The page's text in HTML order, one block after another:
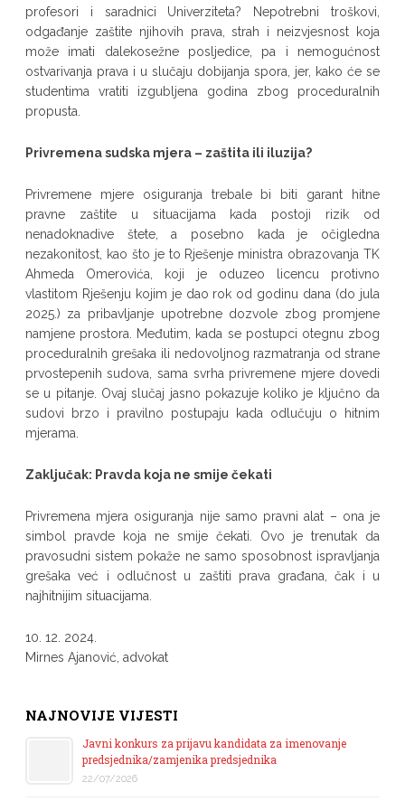
profesori i saradnici Univerziteta? Nepotrebni troškovi,
odgađanje zaštite njihovih prava, strah i neizvjesnost koja
može imati dalekosežne posljedice, pa i nemogućnost
ostvarivanja prava i u slučaju dobijanja spora, jer, kako će se
studentima vratiti izgubljena godina zbog proceduralnih
propusta.
Privremena sudska mjera – zaštita ili iluzija?
Privremene mjere osiguranja trebale bi biti garant hitne
pravne zaštite u situacijama kada postoji rizik od
nenadoknadive štete, a posebno kada je očigledna
nezakonitost, kao što je to Rješenje ministra obrazovanja TK
Ahmeda Omerovića, koji je oduzeo licencu protivno
vlastitom Rješenju kojim je dao rok od godinu dana (do jula
2025.) za pribavljanje upotrebne dozvole zbog promjene
namjene prostora. Međutim, kada se postupci otegnu zbog
proceduralnih grešaka ili nedovoljnog razmatranja od strane
prvostepenih sudova, sama svrha privremene mjere dovedi
se u pitanje. Ovaj slučaj jasno pokazuje koliko je ključno da
sudovi brzo i pravilno postupaju kada odlučuju o hitnim
mjerama.
Zaključak: Pravda koja ne smije čekati
Privremena mjera osiguranja nije samo pravni alat – ona je
simbol pravde koja ne smije čekati. Ovo je trenutak da
pravosudni sistem pokaže ne samo sposobnost ispravljanja
grešaka već i odlučnost u zaštiti prava građana, čak i u
najhitnijim situacijama.
10. 12. 2024.
Mirnes Ajanović, advokat
NAJNOVIJE VIJESTI
Javni konkurs za prijavu kandidata za imenovanje
predsjednika/zamjenika predsjednika
22/07/2026